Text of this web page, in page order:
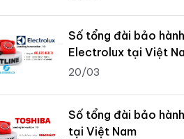
Số tổng đài bảo hành
Electrolux tại Việt
20/03
Số tổng đài bảo
tại Việt Nam